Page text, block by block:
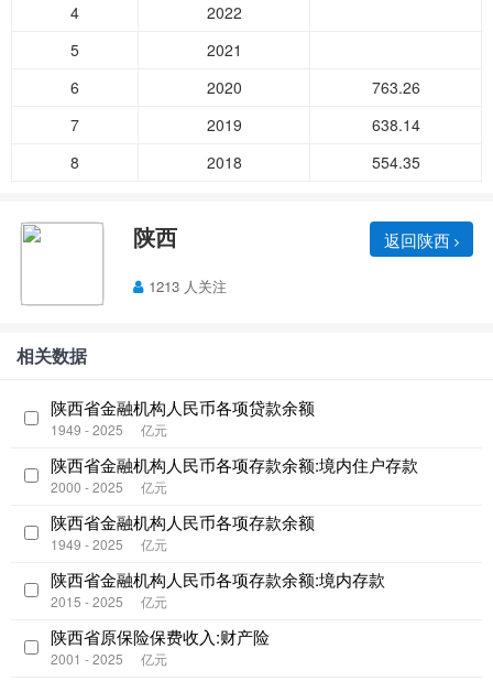
4
2022
5
2021
6
2020
763.26
7
2019
638.14
8
2018 554.35
陕西 返回陕西
1213 人关注
相关数据
陕西省金融机构人民币各项贷款余额
1949 - 2025 亿元
陕西省金融机构人民币各项存款余额:境内住户存款
2000 - 2025 亿元
陕西省金融机构人民币各项存款余额
1949 - 2025 亿元
陕西省金融机构人民币各项存款余额:境内存款
2015 - 2025 亿元
陕西省原保险保费收入:财产险
2001 - 2025 亿元